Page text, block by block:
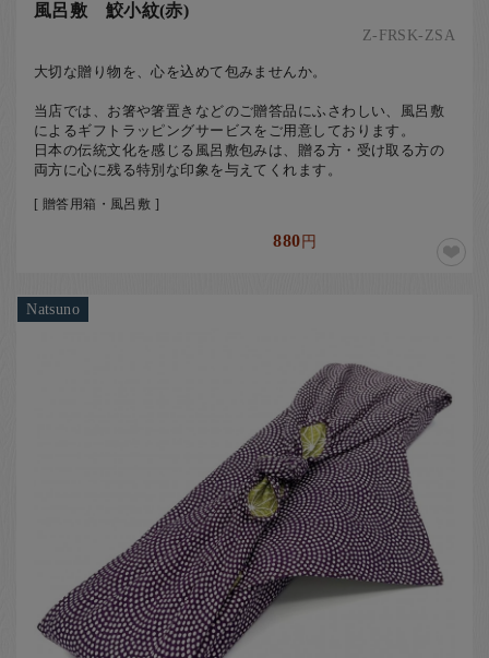
風呂敷 鮫小紋(赤)
Z-FRSK-ZSA
大切な贈り物を、心を込めて包みませんか。
当店では、お箸や箸置きなどのご贈答品にふさわしい、風呂敷
によるギフトラッピングサービスをご用意しております。
日本の伝統文化を感じる風呂敷包みは、贈る方・受け取る方の
両方に心に残る特別な印象を与えてくれます。
[ 贈答用箱・風呂敷 ]
880円
Natsuno